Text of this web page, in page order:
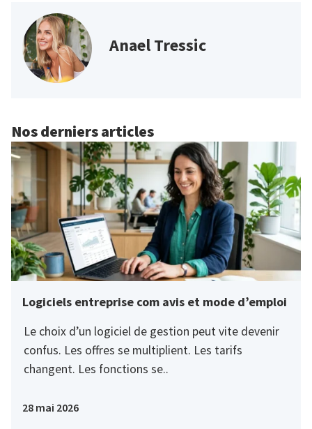
Anael Tressic
Nos derniers articles
Logiciels entreprise com avis et mode d’emploi
Le choix d’un logiciel de gestion peut vite devenir
confus. Les offres se multiplient. Les tarifs
changent. Les fonctions se..
28 mai 2026